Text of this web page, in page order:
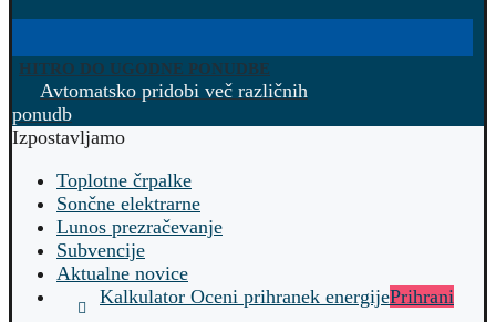
HITRO DO UGODNE PONUDBE
Avtomatsko pridobi več različnih
ponudb
Izpostavljamo
Toplotne črpalke
Sončne elektrarne
Lunos prezračevanje
Subvencije
Aktualne novice
Kalkulator Oceni prihranek energijePrihrani